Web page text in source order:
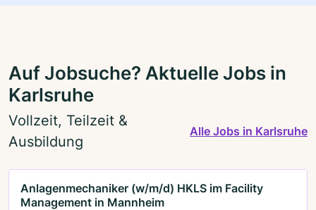
Auf Jobsuche? Aktuelle Jobs in
Karlsruhe
Vollzeit, Teilzeit &
Ausbildung
Alle Jobs in Karlsruhe
Anlagenmechaniker (w/m/d) HKLS im Facility
Management in Mannheim